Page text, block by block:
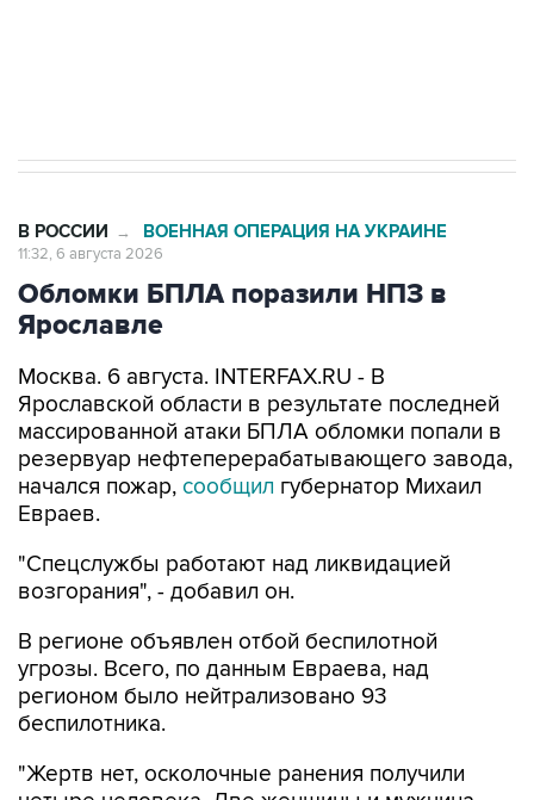
В РОССИИ → ВОЕННАЯ ОПЕРАЦИЯ НА УКРАИНЕ
11:32, 6 августа 2026
Обломки БПЛА поразили НПЗ в
Ярославле
Москва. 6 августа. INTERFAX.RU - В
Ярославской области в результате последней
массированной атаки БПЛА обломки попали в
резервуар нефтеперерабатывающего завода,
начался пожар, сообщил губернатор Михаил
Евраев.
"Спецслужбы работают над ликвидацией
возгорания", - добавил он.
В регионе объявлен отбой беспилотной
угрозы. Всего, по данным Евраева, над
регионом было нейтрализовано 93
беспилотника.
"Жертв нет, осколочные ранения получили